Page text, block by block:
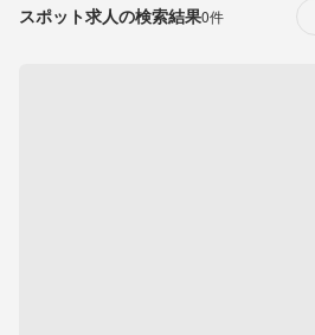
スポット求人の検索結果0件